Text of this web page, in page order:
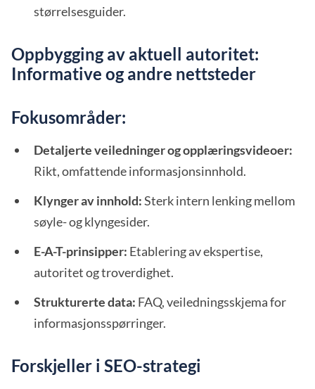
størrelsesguider.
Oppbygging av aktuell autoritet:
Informative og andre nettsteder
Fokusområder:
Detaljerte veiledninger og opplæringsvideoer:
Rikt, omfattende informasjonsinnhold.
Klynger av innhold:Sterk intern lenking mellom
søyle- og klyngesider.
E-A-T-prinsipper: Etablering av ekspertise,
autoritet og troverdighet.
Strukturerte data: FAQ, veiledningsskjema for
informasjonsspørringer.
Forskjeller i SEO-strategi